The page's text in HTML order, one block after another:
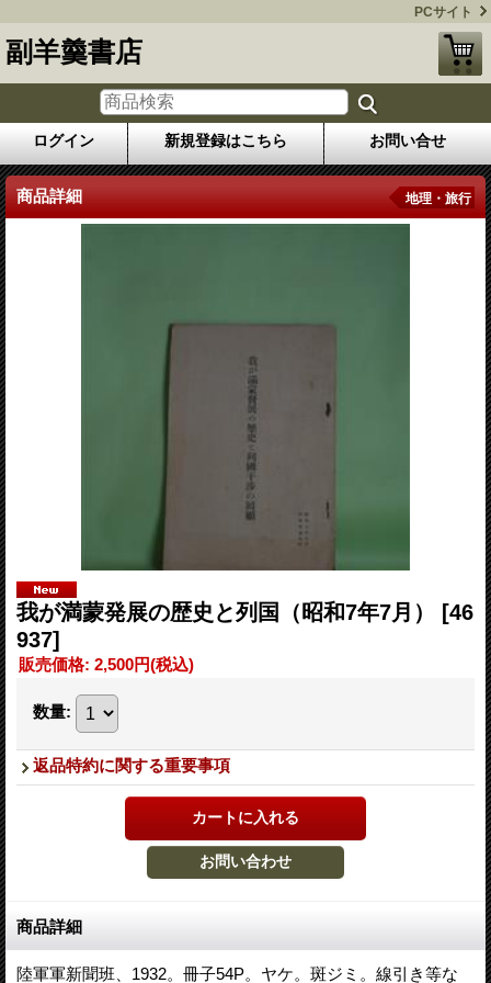
PCサイト
副羊羹書店
ログイン 新規登録はこちら お問い合せ
商品詳細 地理・旅行
我が満蒙発展の歴史と列国（昭和7年7月）
[46
937]
販売価格: 2,500円(税込)
数量:
返品特約に関する重要事項
商品詳細
陸軍軍新聞班、1932。冊子54P。ヤケ。斑ジミ。線引き等な